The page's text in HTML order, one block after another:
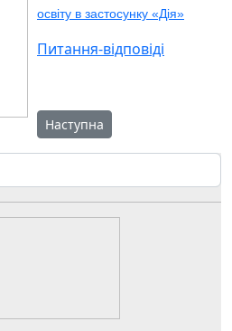
освіту в застосунку «Дія»
Питання-відповіді
Наступна стаття: 3-4 квітня
Наступна